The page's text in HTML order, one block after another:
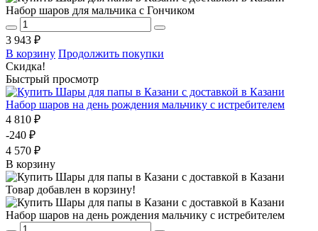
Набор шаров для мальчика с Гончиком
3 943 ₽
В корзину Продолжить покупки
Скидка!
Быстрый просмотр
Набор шаров на день рождения мальчику с истребителем
4 810 ₽
-240 ₽
4 570 ₽
В корзину
Товар добавлен в корзину!
Набор шаров на день рождения мальчику с истребителем